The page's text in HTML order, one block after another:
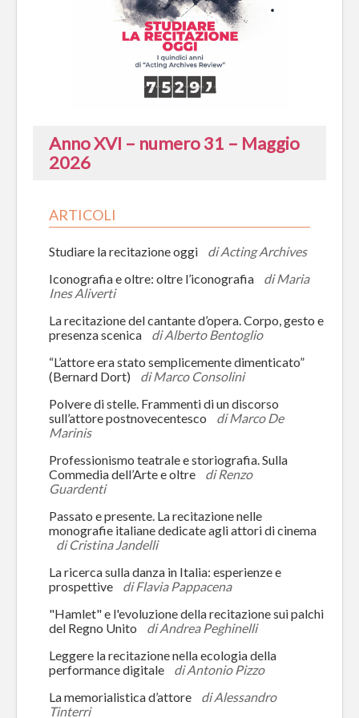
CATALOGUE
Anno XVI – numero 31 – Maggio
2026
ARTICOLI
Studiare la recitazione oggi di Acting Archives
Iconografia e oltre: oltre l’iconografia di Maria
Ines Aliverti
La recitazione del cantante d’opera. Corpo, gesto e
presenza scenica di Alberto Bentoglio
“L’attore era stato semplicemente dimenticato”
(Bernard Dort) di Marco Consolini
Polvere di stelle. Frammenti di un discorso
sull’attore postnovecentesco di Marco De
Marinis
Professionismo teatrale e storiografia. Sulla
Commedia dell’Arte e oltre di Renzo
Guardenti
Passato e presente. La recitazione nelle
monografie italiane dedicate agli attori di cinema
di Cristina Jandelli
La ricerca sulla danza in Italia: esperienze e
prospettive di Flavia Pappacena
"Hamlet" e l'evoluzione della recitazione sui palchi
del Regno Unito di Andrea Peghinelli
Leggere la recitazione nella ecologia della
performance digitale di Antonio Pizzo
La memorialistica d’attore di Alessandro
Tinterri